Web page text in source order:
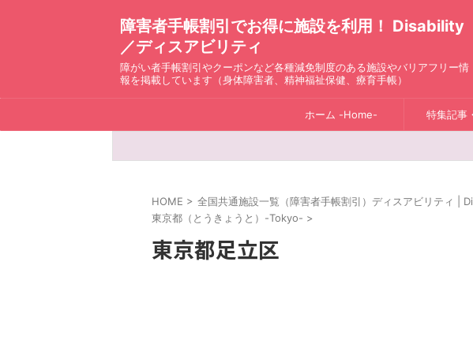
障害者手帳割引でお得に施設を利用！ Disability
／ディスアビリティ
障がい者手帳割引やクーポンなど各種減免制度のある施設やバリアフリー情
報を掲載しています（身体障害者、精神福祉保健、療育手帳）
ホーム -Home- 特集記事
HOME > 全国共通施設一覧（障害者手帳割引）ディスアビリティ |
東京都（とうきょうと）-Tokyo- >
東京都足立区